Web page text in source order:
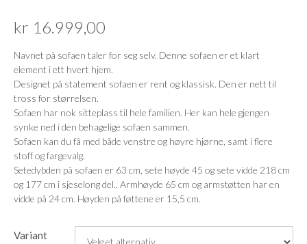
kr 16.999,00
Navnet på sofaen taler for seg selv. Denne sofaen er et klart
element i ett hvert hjem.
Designet på statement sofaen er rent og klassisk. Den er nett til
tross for størrelsen.
Sofaen har nok sitteplass til hele familien. Her kan hele gjengen
synke ned i den behagelige sofaen sammen.
Sofaen kan du få med både venstre og høyre hjørne, samt i flere
stoff og fargevalg.
Setedybden på sofaen er 63 cm, sete høyde 45 og sete vidde 218 cm
og 177 cm i sjeselong del.. Armhøyde 65 cm og armstøtten har en
vidde på 24 cm. Høyden på føttene er 15,5 cm.
Variant